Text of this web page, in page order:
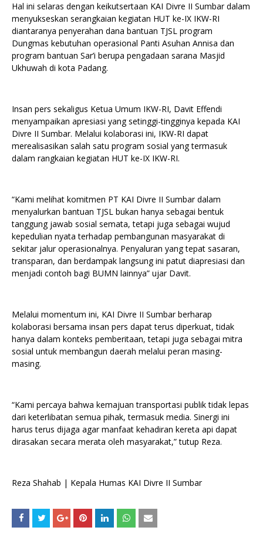
Hal ini selaras dengan keikutsertaan KAI Divre II Sumbar dalam
menyukseskan serangkaian kegiatan HUT ke-IX IKW-RI
diantaranya penyerahan dana bantuan TJSL program
Dungmas kebutuhan operasional Panti Asuhan Annisa dan
program bantuan Sar’i berupa pengadaan sarana Masjid
Ukhuwah di kota Padang.
Insan pers sekaligus Ketua Umum IKW-RI, Davit Effendi
menyampaikan apresiasi yang setinggi-tingginya kepada KAI
Divre II Sumbar. Melalui kolaborasi ini, IKW-RI dapat
merealisasikan salah satu program sosial yang termasuk
dalam rangkaian kegiatan HUT ke-IX IKW-RI.
“Kami melihat komitmen PT KAI Divre II Sumbar dalam
menyalurkan bantuan TJSL bukan hanya sebagai bentuk
tanggung jawab sosial semata, tetapi juga sebagai wujud
kepedulian nyata terhadap pembangunan masyarakat di
sekitar jalur operasionalnya. Penyaluran yang tepat sasaran,
transparan, dan berdampak langsung ini patut diapresiasi dan
menjadi contoh bagi BUMN lainnya” ujar Davit.
Melalui momentum ini, KAI Divre II Sumbar berharap
kolaborasi bersama insan pers dapat terus diperkuat, tidak
hanya dalam konteks pemberitaan, tetapi juga sebagai mitra
sosial untuk membangun daerah melalui peran masing-
masing.
“Kami percaya bahwa kemajuan transportasi publik tidak lepas
dari keterlibatan semua pihak, termasuk media. Sinergi ini
harus terus dijaga agar manfaat kehadiran kereta api dapat
dirasakan secara merata oleh masyarakat,” tutup Reza.
Reza Shahab | Kepala Humas KAI Divre II Sumbar